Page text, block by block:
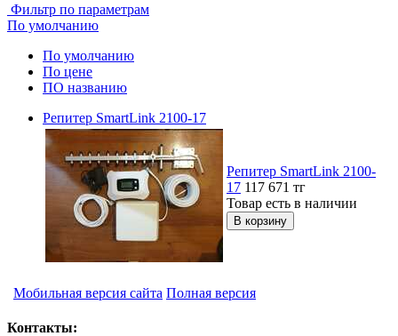
Фильтр по параметрам
По умолчанию
По умолчанию
По цене
ПО названию
Репитер SmartLink 2100-17
Репитер SmartLink 2100-
17 117 671 тг
Товар есть в наличии
Мобильная версия сайта Полная версия
Контакты: